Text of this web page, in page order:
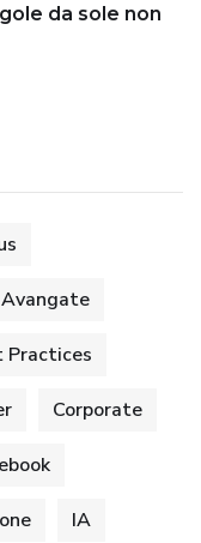
da sole non
Avangate
Practices
Corporate
IA